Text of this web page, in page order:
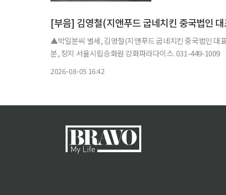
[부음] 김영철(지앤푸드 굽네치킨 중국법인
▲박일분씨 별세, 김영철(지앤푸드 굽네치킨 중국법인 대
분, 장지 서울시립승화원 강화파라다이스. 031-449-1009
2026-08-05 16:42